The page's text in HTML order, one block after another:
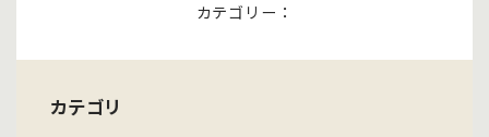
カテゴリー：
カテゴリ